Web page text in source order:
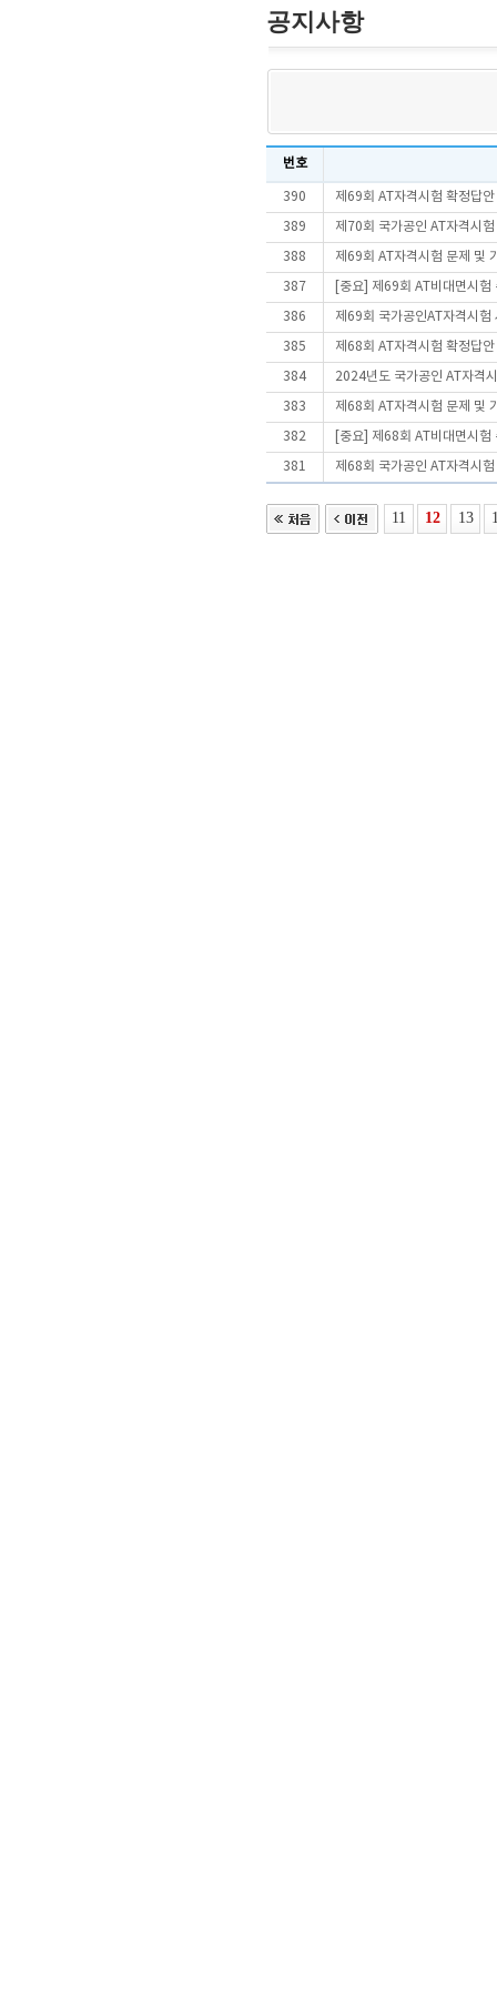
공지사항
번호
390 제69회 AT자격시험 확정답
389 제70회 국가공인 AT자격시
388 제69회 AT자격시험 문제 및
387 [중요] 제69회 AT비대면시험
386 제69회 국가공인AT자격시험
385 제68회 AT자격시험 확정답
384 2024년도 국가공인 AT자격
383 제68회 AT자격시험 문제 및
382 [중요] 제68회 AT비대면시험
381 제68회 국가공인 AT자격시
11 12 13